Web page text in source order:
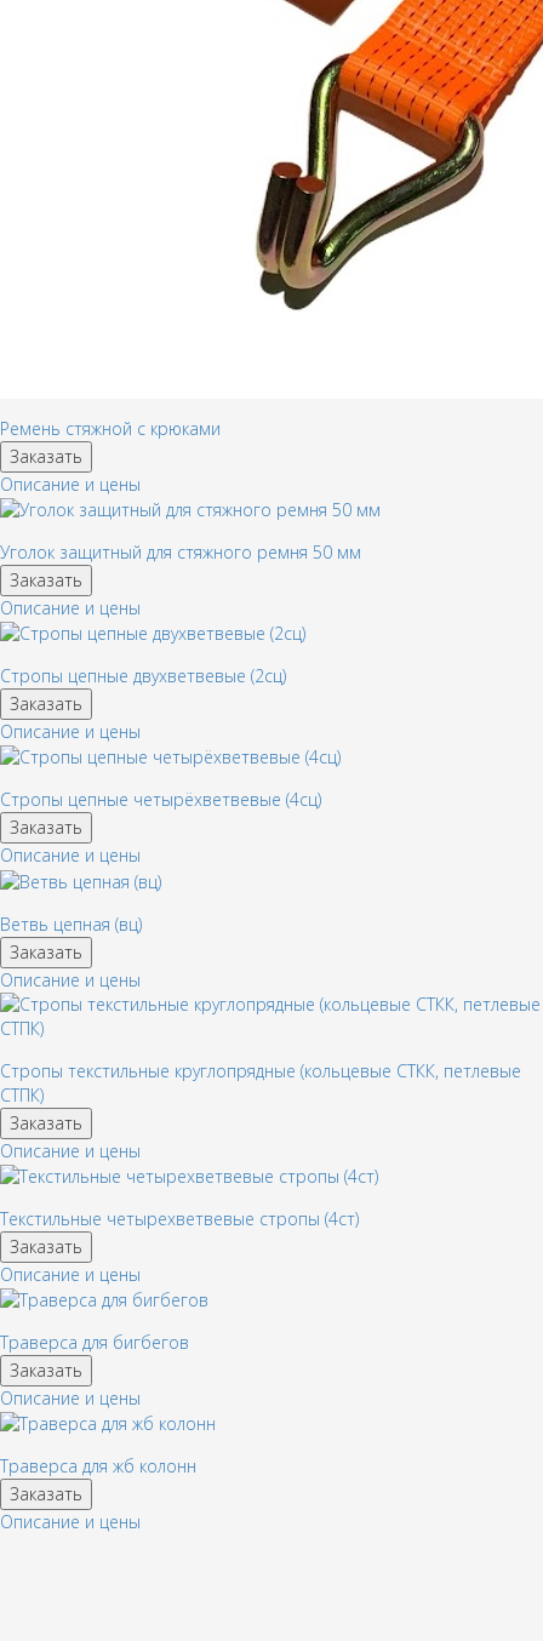
Ремень стяжной с крюками
Заказать
Описание и цены
Уголок защитный для стяжного ремня 50 мм
Заказать
Описание и цены
Стропы цепные двухветвевые (2сц)
Заказать
Описание и цены
Стропы цепные четырёхветвевые (4сц)
Заказать
Описание и цены
Ветвь цепная (вц)
Заказать
Описание и цены
Стропы текстильные круглопрядные (кольцевые СТКК, петлевые
СТПК)
Заказать
Описание и цены
Текстильные четырехветвевые стропы (4ст)
Заказать
Описание и цены
Траверса для бигбегов
Заказать
Описание и цены
Траверса для жб колонн
Заказать
Описание и цены